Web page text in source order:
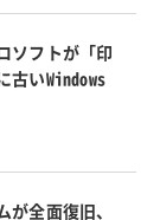
ソフトが「印
いWindows
全面復旧、